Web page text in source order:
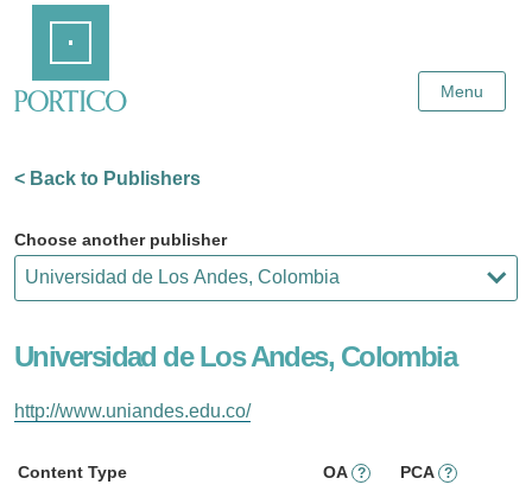
Content
Menu
< Back to Publishers
Choose another publisher
Universidad de Los Andes, Colombia
http://www.uniandes.edu.co/
Content Type OA ? PCA ?